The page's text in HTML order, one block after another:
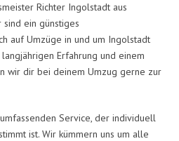
Richter Ingolstadt aus
ein günstiges
auf Umzüge in und um Ingolstadt
Erfahrung und einem
wir dir bei deinem Umzug gerne zur
Service, der individuell
ist. Wir kümmern uns um alle